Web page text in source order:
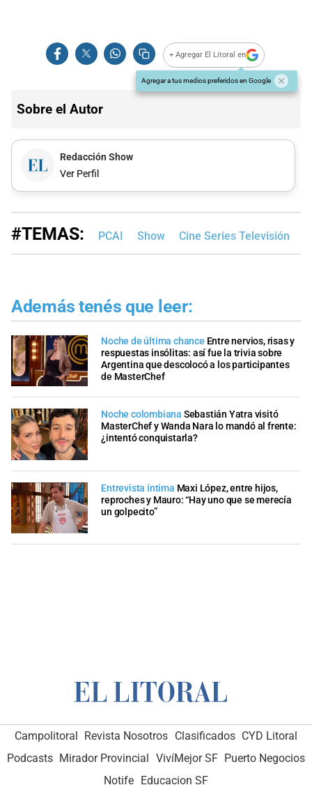
+ Agregar El Litoral en
Agregar a tus medios preferidos en Google
Sobre el Autor
Redacción Show
Ver Perfil
#TEMAS: PCAI Show Cine Series Televisión
Además tenés que leer:
Noche de última chance Entre nervios, risas y
respuestas insólitas: así fue la trivia sobre
Argentina que descolocó a los participantes
de MasterChef
Noche colombiana Sebastián Yatra visitó
MasterChef y Wanda Nara lo mandó al frente:
¿intentó conquistarla?
Entrevista íntima Maxi López, entre hijos,
reproches y Mauro: “Hay uno que se merecía
un golpecito”
Campolitoral Revista Nosotros Clasificados CYD Litoral
Podcasts Mirador Provincial VivíMejor SF Puerto Negocios
Notife Educacion SF